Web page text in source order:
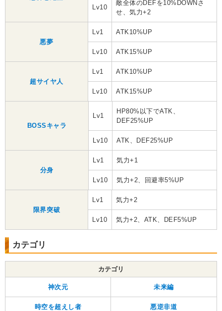
Lv10
敵全体のDEFを10%DOWNさ
せ、気力+2
悪夢
Lv1 ATK10%UP
Lv10 ATK15%UP
超サイヤ人
Lv1 ATK10%UP
Lv10 ATK15%UP
BOSSキャラ
Lv1
HP80%以下でATK、
DEF25%UP
Lv10 ATK、DEF25%UP
分身
Lv1 気力+1
Lv10 気力+2、回避率5%UP
限界突破
Lv1 気力+2
Lv10 気力+2、ATK、DEF5%UP
カテゴリ
カテゴリ
神次元 未来編
時空を超えし者 悪逆非道